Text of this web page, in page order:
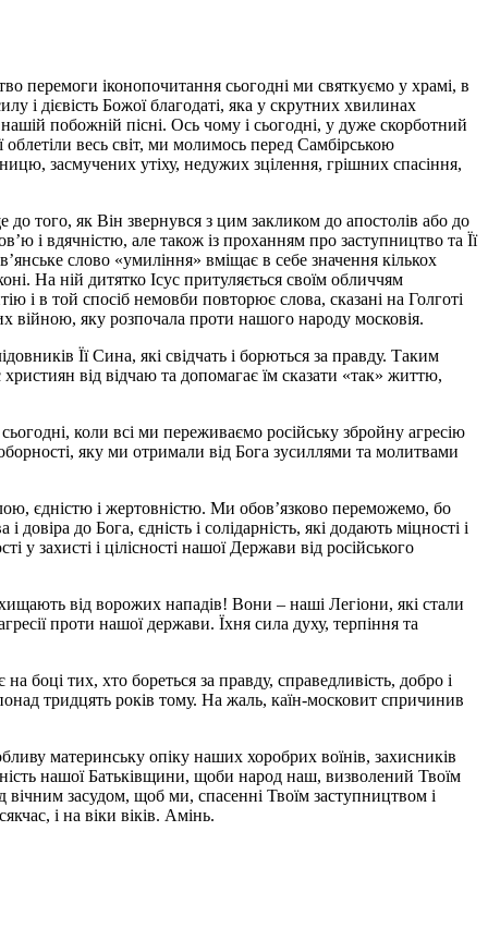
перемоги іконопочитання сьогодні ми святкуємо у храмі, в
і дієвість Божої благодаті, яка у скрутних хвилинах
побожній пісні. Ось чому і сьогодні, у дуже скорботний
облетіли весь світ, ми молимось перед Самбірською
засмучених утіху, недужих зцілення, грішних спасіння,
того, як Він звернувся з цим закликом до апостолів або до
і вдячністю, але також із проханням про заступництво та Її
слово «умиління» вміщає в себе значення кількох
На ній дитятко Ісус притуляється cвоїм обличчям
і в той спосіб немовби повторює слова, сказані на Голготі
війною, яку розпочала проти нашого народу московія.
Її Сина, які свідчать і борються за правду. Таким
від відчаю та допомагає їм сказати «так» життю,
коли всі ми переживаємо російську збройну агресію
яку ми отримали від Бога зусиллями та молитвами
єдністю і жертовністю. Ми обов’язково переможемо, бо
до Бога, єдність і солідарність, які додають міцності і
захисті і цілісності нашої Держави від російського
від ворожих нападів! Вони – наші Легіони, які стали
проти нашої держави. Їхня сила духу, терпіння та
тих, хто бореться за правду, справедливість, добро і
тридцять років тому. На жаль, каїн-московит спричинив
материнську опіку наших хоробрих воїнів, захисників
нашої Батьківщини, щоби народ наш, визволений Твоїм
засудом, щоб ми, спасенні Твоїм заступництвом і
і на віки віків. Амінь.